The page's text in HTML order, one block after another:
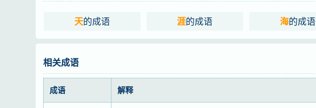
天的成语 涯的成语 海的成语
相关成语
成语 解释